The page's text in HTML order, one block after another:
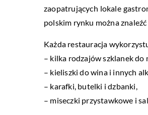
zaopatrujących lokale
polskim rynku można
Każda restauracja
– kilka rodzajów szklanek do
– kieliszki do wina i innych
– karafki, butelki i dzbanki,
– miseczki przystawkowe i